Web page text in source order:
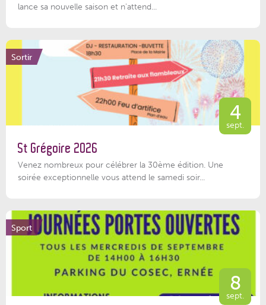
lance sa nouvelle saison et n'attend...
Sortir
4
sept.
St Grégoire 2026
Venez nombreux pour célébrer la 30ème édition. Une
soirée exceptionnelle vous attend le samedi soir...
Sport
8
sept.